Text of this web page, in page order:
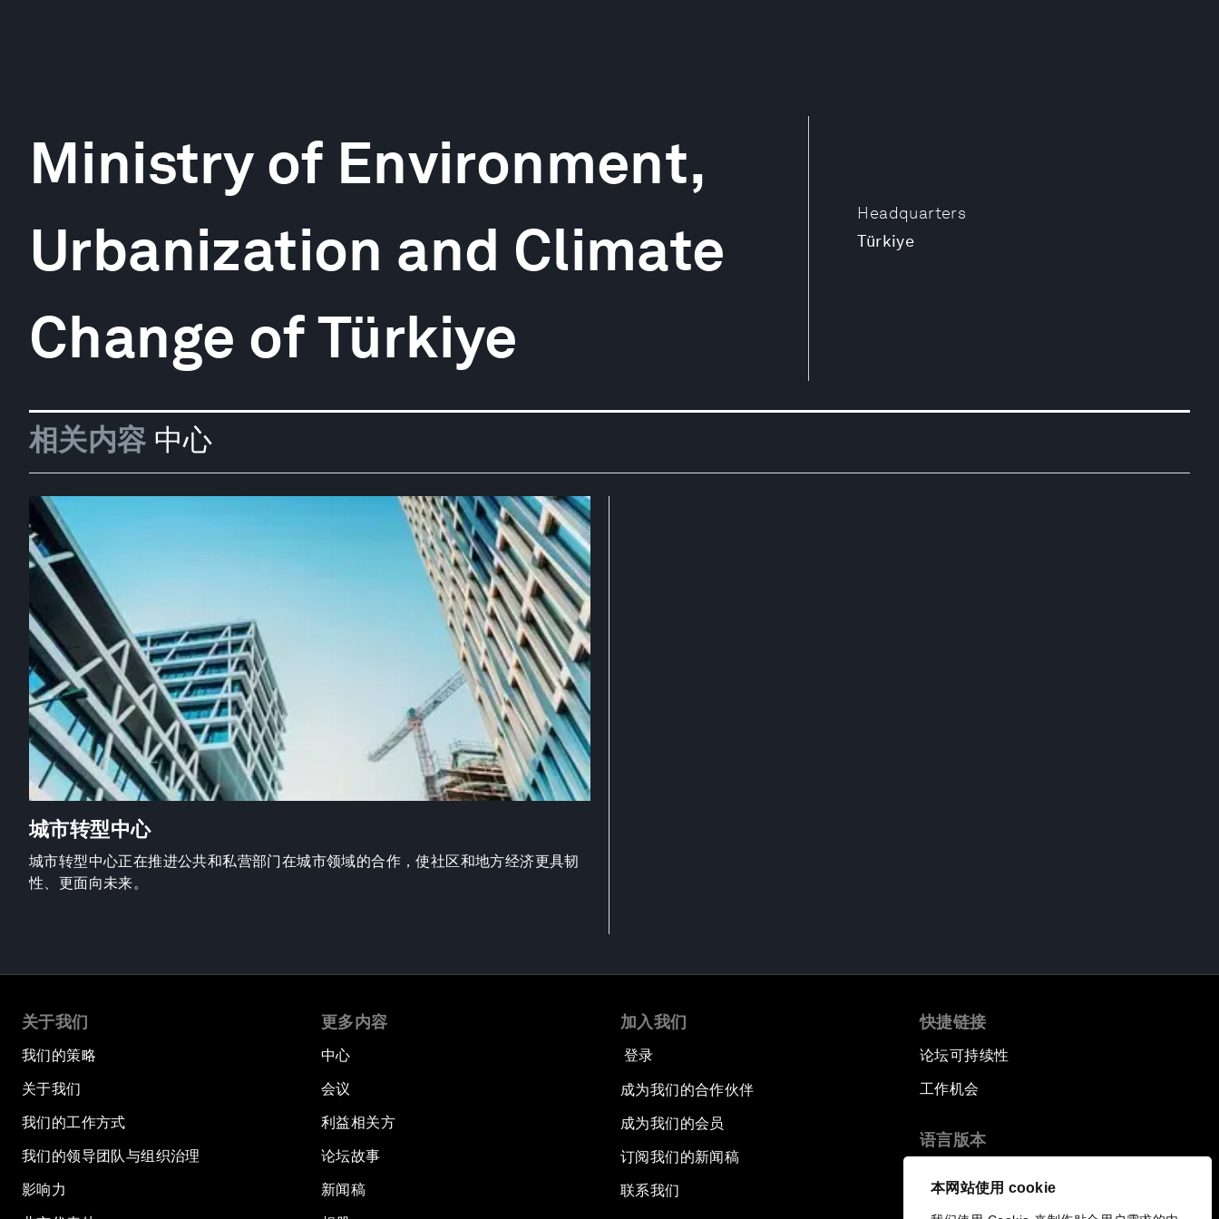
本网站使用 cookie
Headquarters
Türkiye
Ministry of Environment,
Urbanization and Climate
Change of Türkiye
相关内容 中心
城市转型中心
城市转型中心正在推进公共和私营部门在城市领域的合作，使社区和地方经济更具韧
性、更面向未来。
关于我们
我们的策略
关于我们
我们的工作方式
我们的领导团队与组织治理
影响力
更多内容
中心
会议
利益相关方
论坛故事
新闻稿
加入我们
登录
成为我们的合作伙伴
成为我们的会员
订阅我们的新闻稿
联系我们
快捷链接
论坛可持续性
工作机会
语言版本